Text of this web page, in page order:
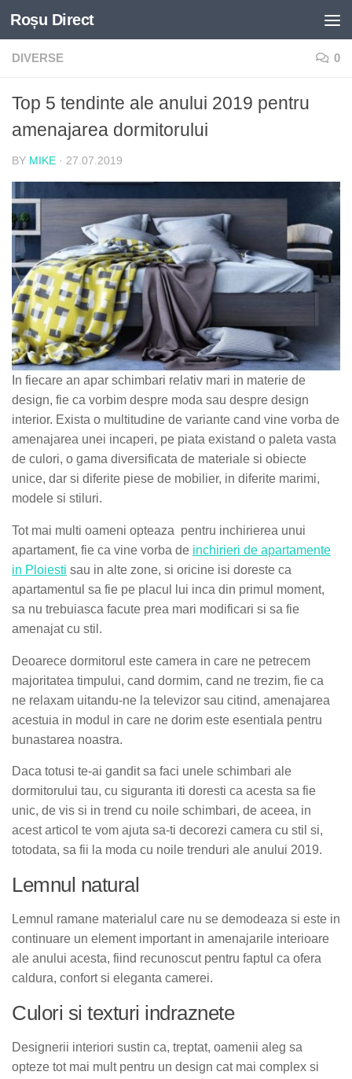
Skip to content
Roșu Direct
DIVERSE 0
Top 5 tendinte ale anului 2019 pentru
amenajarea dormitorului
BY MIKE · 27.07.2019
In fiecare an apar schimbari relativ mari in materie de
design, fie ca vorbim despre moda sau despre design
interior. Exista o multitudine de variante cand vine vorba de
amenajarea unei incaperi, pe piata existand o paleta vasta
de culori, o gama diversificata de materiale si obiecte
unice, dar si diferite piese de mobilier, in diferite marimi,
modele si stiluri.
Tot mai multi oameni opteaza pentru inchirierea unui
apartament, fie ca vine vorba de inchirieri de apartamente
in Ploiesti sau in alte zone, si oricine isi doreste ca
apartamentul sa fie pe placul lui inca din primul moment,
sa nu trebuiasca facute prea mari modificari si sa fie
amenajat cu stil.
Deoarece dormitorul este camera in care ne petrecem
majoritatea timpului, cand dormim, cand ne trezim, fie ca
ne relaxam uitandu-ne la televizor sau citind, amenajarea
acestuia in modul in care ne dorim este esentiala pentru
bunastarea noastra.
Daca totusi te-ai gandit sa faci unele schimbari ale
dormitorului tau, cu siguranta iti doresti ca acesta sa fie
unic, de vis si in trend cu noile schimbari, de aceea, in
acest articol te vom ajuta sa-ti decorezi camera cu stil si,
totodata, sa fii la moda cu noile trenduri ale anului 2019.
Lemnul natural
Lemnul ramane materialul care nu se demodeaza si este in
continuare un element important in amenajarile interioare
ale anului acesta, fiind recunoscut pentru faptul ca ofera
caldura, confort si eleganta camerei.
Culori si texturi indraznete
Designerii interiori sustin ca, treptat, oamenii aleg sa
opteze tot mai mult pentru un design cat mai complex si